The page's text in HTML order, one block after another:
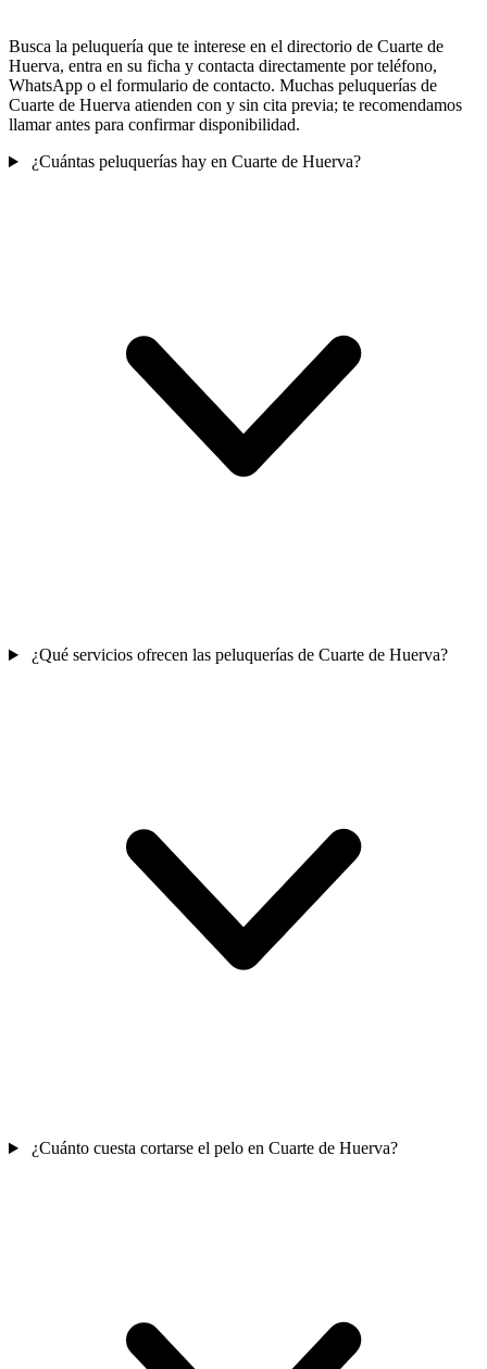
Busca la peluquería que te interese en el directorio de Cuarte de
Huerva, entra en su ficha y contacta directamente por teléfono,
WhatsApp o el formulario de contacto. Muchas peluquerías de
Cuarte de Huerva atienden con y sin cita previa; te recomendamos
llamar antes para confirmar disponibilidad.
¿Cuántas peluquerías hay en Cuarte de Huerva?
¿Qué servicios ofrecen las peluquerías de Cuarte de Huerva?
¿Cuánto cuesta cortarse el pelo en Cuarte de Huerva?